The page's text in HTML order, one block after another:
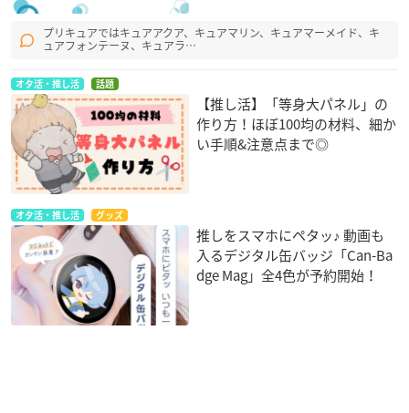
プリキュアではキュアアクア、キュアマリン、キュアマーメイド、キ
ュアフォンテーヌ、キュアラ…
オタ活・推し活 話題
【推し活】「等身大パネル」の
作り方！ほぼ100均の材料、細か
い手順&注意点まで◎
オタ活・推し活 グッズ
推しをスマホにペタッ♪ 動画も
入るデジタル缶バッジ「Can-Ba
dge Mag」全4色が予約開始！